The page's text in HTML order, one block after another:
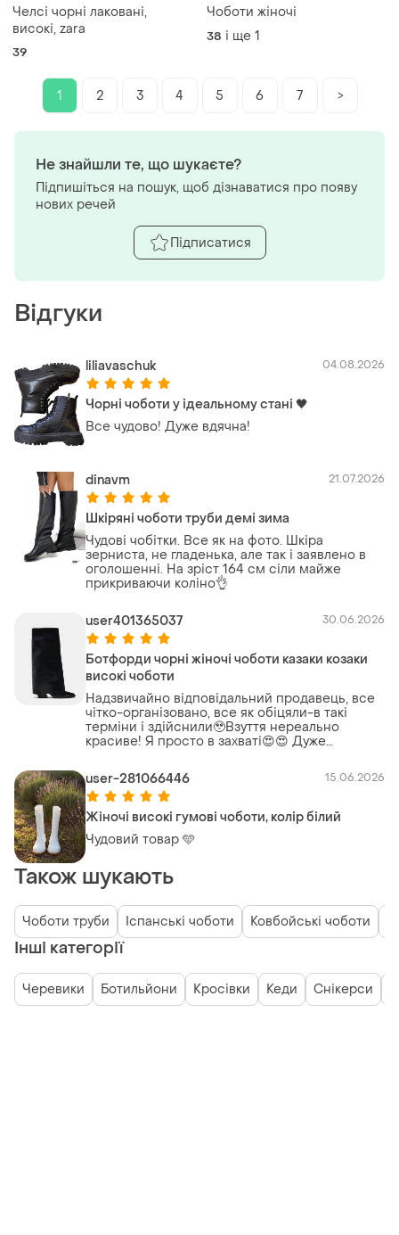
Челсі чорні лаковані,
високі, zara
39
Чоботи жіночі
38 і ще 1
1 2 3 4 5 6 7 >
Відгуки
liliavaschuk 04.08.2026
Чорні чоботи у ідеальному стані 🖤
Все чудово! Дуже вдячна!
dinavm 21.07.2026
Шкіряні чоботи труби демі зима
Чудові чобітки. Все як на фото. Шкіра
зерниста, не гладенька, але так і заявлено в
оголошенні. На зріст 164 см сіли майже
прикриваючи коліно👌
user401365037 30.06.2026
Ботфорди чорні жіночі чоботи казаки козаки
високі чоботи
Надзвичайно відповідальний продавець, все
чітко-організовано, все як обіцяли-в такі
терміни і здійснили🥹Взуття нереально
красиве! Я просто в захваті😍😍 Дуже
user-281066446
15.06.2026
Жіночі високі гумові чоботи, колір білий
Чудовий товар 🩵
Також шукають
Чоботи труби Іспанські чоботи Ковбойські чоботи
Інші категорії
Черевики Ботильйони Кросівки Кеди Снікерси
Не знайшли те, що шукаєте?
Підпишіться на пошук, щоб дізнаватися про появу
нових речей
Підписатися